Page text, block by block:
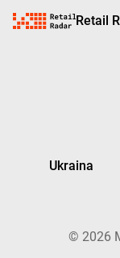
Retail
Ukraina
© 2026